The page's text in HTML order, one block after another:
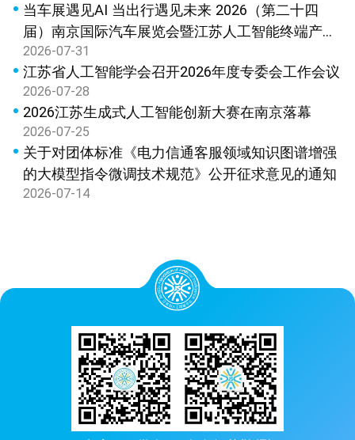
当车展遇见AI 当出行遇见未来 2026（第二十四
届）南京国际汽车展览会暨江苏人工智能终端产品
展览会新闻发布会在宁召开
2026-07-31
江苏省人工智能学会召开2026年度专委会工作会议
2026-07-28
2026江苏生成式人工智能创新大赛在南京落幕
2026-07-25
关于对团体标准《电力信通客服领域知识图谱增强
的大模型指令微调技术规范》公开征求意见的通知
2026-07-14